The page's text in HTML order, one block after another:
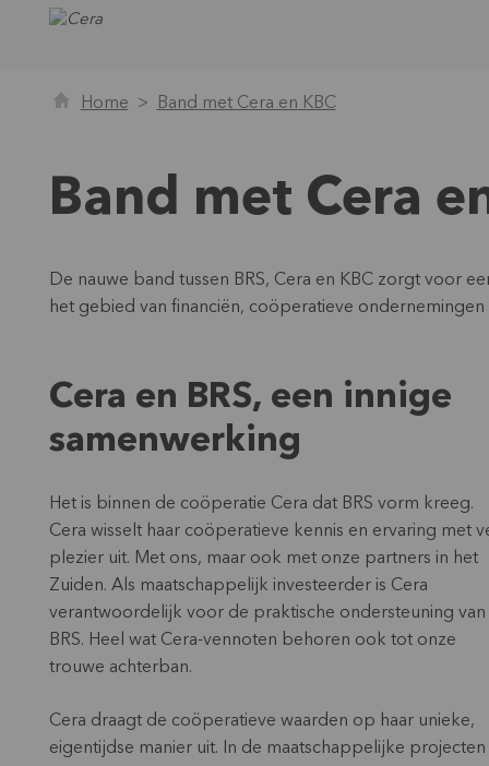
Home Band met Cera en KBC
Band met Cera
De nauwe band tussen BRS, Cera en KBC zorgt voor
het gebied van financiën, coöperatieve
Cera en BRS, een innige
samenwerking
Het is binnen de coöperatie Cera dat BRS vorm kreeg.
Cera wisselt haar coöperatieve kennis en ervaring met
plezier uit. Met ons, maar ook met onze partners in het
Zuiden. Als maatschappelijk investeerder is Cera
verantwoordelijk voor de praktische ondersteuning van
BRS. Heel wat Cera-vennoten behoren ook tot onze
trouwe achterban.
Cera draagt de coöperatieve waarden op haar unieke,
eigentijdse manier uit. In de maatschappelijke projecten